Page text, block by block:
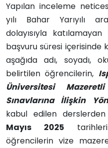
Yapılan inceleme
yılı Bahar Yarıyılı
dolayısıyla
başvuru süresi içerisinde
aşağıda adı, soyadı,
belirtilen öğrencilerin,
Üniversitesi
Sınavlarına İlişkin
kabul edilen derslerden
Mayıs 2025 tarihleri
öğrencilerin vize